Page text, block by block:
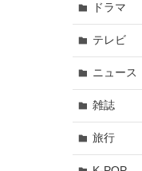
ドラマ
テレビ
ニュース
雑誌
旅行